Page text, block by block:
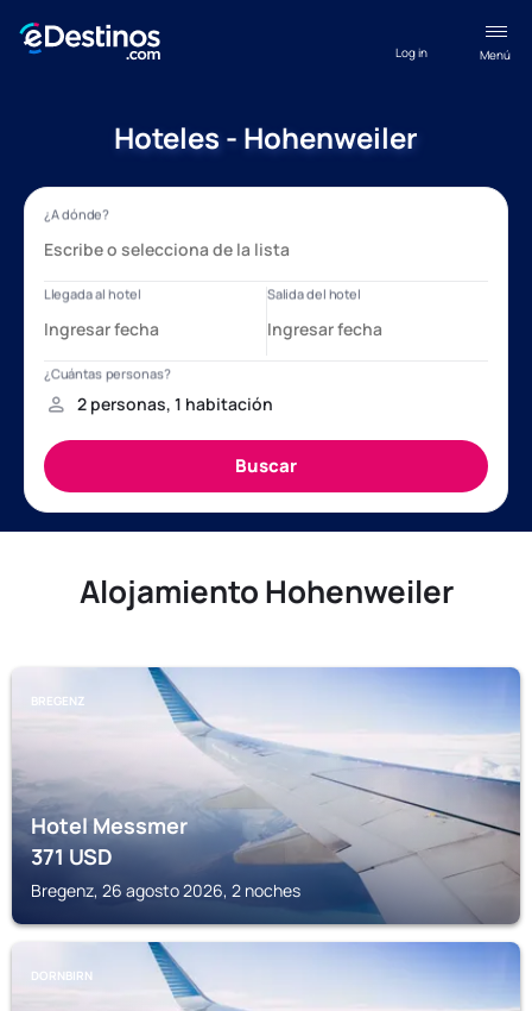
Menú
Log in
Hoteles - Hohenweiler
Alojamiento Hohenweiler
BREGENZ
Hotel Messmer
371USD
Bregenz, 26 agosto 2026, 2 noches
DORNBIRN